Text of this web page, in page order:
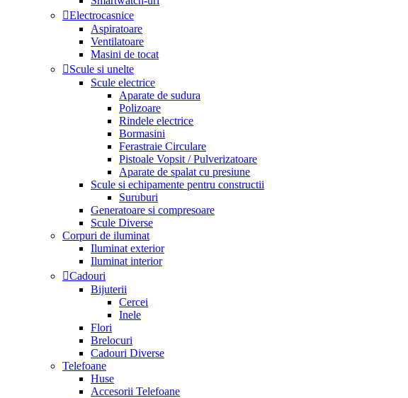
Electrocasnice
Aspiratoare
Ventilatoare
Masini de tocat
Scule si unelte
Scule electrice
Aparate de sudura
Polizoare
Rindele electrice
Bormasini
Ferastraie Circulare
Pistoale Vopsit / Pulverizatoare
Aparate de spalat cu presiune
Scule si echipamente pentru constructii
Suruburi
Generatoare si compresoare
Scule Diverse
Corpuri de iluminat
Iluminat exterior
Iluminat interior
Cadouri
Bijuterii
Cercei
Inele
Flori
Brelocuri
Cadouri Diverse
Telefoane
Huse
Accesorii Telefoane